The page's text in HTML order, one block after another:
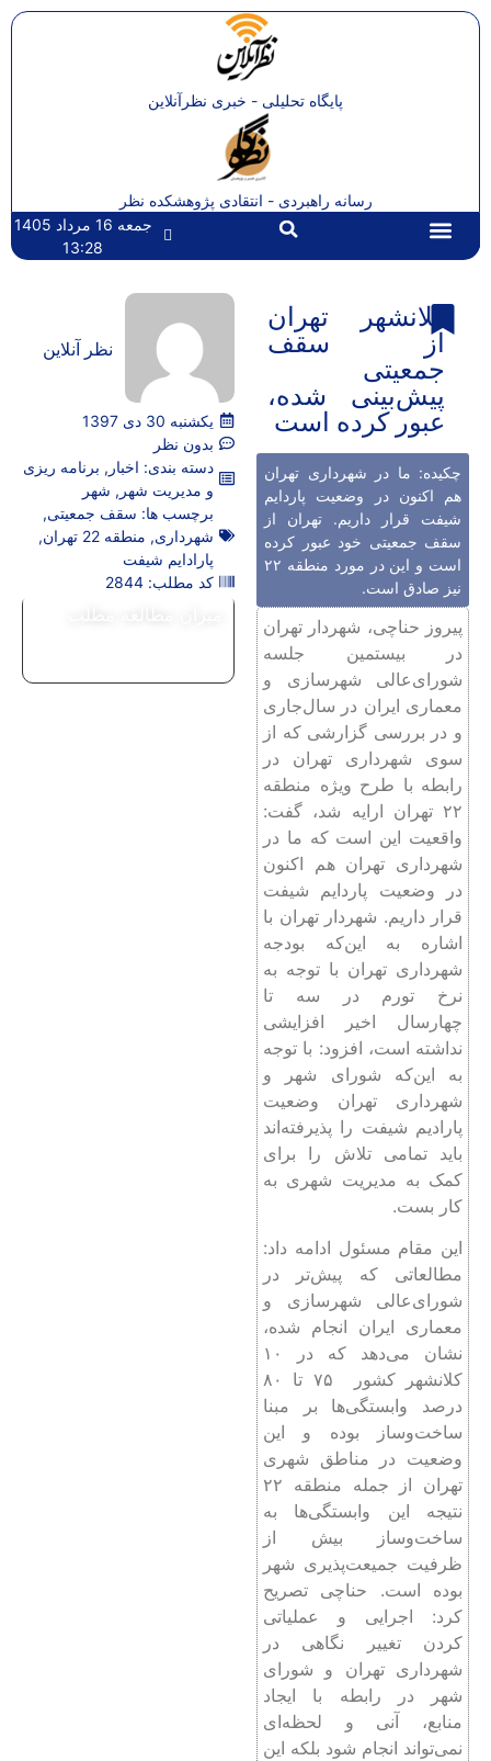
پایگاه تحلیلی - خبری نظرآنلاین
رسانه راهبردی - انتقادی پژوهشکده نظر
جمعه 16 مرداد 1405
13:28
کلانشهر تهران
از سقف
جمعیتی
پیش‌بینی شده،
عبور کرده است
چکیده: ما در شهرداری تهران
هم اکنون در وضعیت پاردایم
شیفت قرار داریم. تهران از
سقف جمعیتی خود عبور کرده
است و این در مورد منطقه ۲۲
نیز صادق است.
پیروز حناچی، شهردار تهران
در بیستمین جلسه
شورای‌عالی شهرسازی و
معماری ایران در سال‌جاری
و در بررسی گزارشی که از
سوی شهرداری تهران در
رابطه با طرح ویژه منطقه
۲۲ تهران ارایه شد، گفت:
واقعیت این است که ما در
شهرداری تهران هم اکنون
در وضعیت پاردایم شیفت
قرار داریم. شهردار تهران با
اشاره به این‌که بودجه
شهرداری تهران با توجه به
نرخ تورم در سه تا
چهارسال اخیر افزایشی
نداشته است، افزود: با توجه
به این‌که شورای شهر و
شهرداری تهران وضعیت
پارادیم شیفت را پذیرفته‌اند
باید تمامی تلاش را برای
کمک به مدیریت شهری به
کار بست.
این مقام مسئول ادامه داد:
مطالعاتی که پیش‌تر در
شورای‌عالی شهرسازی و
معماری ایران انجام شده،
نشان می‌دهد که در ۱۰
کلانشهر کشور ۷۵ تا ۸۰
درصد وابستگی‌ها بر مبنا
ساخت‌وساز بوده و این
وضعیت در مناطق شهری
تهران از جمله منطقه ۲۲
نتیجه این وابستگی‌ها به
ساخت‌وساز بیش از
ظرفیت جمیعت‌پذیری شهر
بوده است. حناچی تصریح
کرد: اجرایی و عملیاتی
کردن تغییر نگاهی در
شهرداری تهران و شورای
شهر در رابطه با ایجاد
منابع، آنی و لحظه‌ای
نمی‌تواند انجام شود بلکه این
نظر آنلاین
یکشنبه 30 دی 1397
بدون نظر
دسته بندی: اخبار , برنامه ریزی
و مدیریت شهر , شهر
برچسب ها: سقف جمعیتی,
شهرداری, منطقه 22 تهران
,
پارادایم شیفت
کد مطلب: 2844